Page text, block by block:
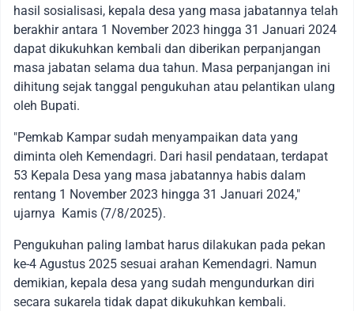
hasil sosialisasi, kepala desa yang masa jabatannya telah
berakhir antara 1 November 2023 hingga 31 Januari 2024
dapat dikukuhkan kembali dan diberikan perpanjangan
masa jabatan selama dua tahun. Masa perpanjangan ini
dihitung sejak tanggal pengukuhan atau pelantikan ulang
oleh Bupati.
"Pemkab Kampar sudah menyampaikan data yang
diminta oleh Kemendagri. Dari hasil pendataan, terdapat
53 Kepala Desa yang masa jabatannya habis dalam
rentang 1 November 2023 hingga 31 Januari 2024,"
ujarnya Kamis (7/8/2025).
Pengukuhan paling lambat harus dilakukan pada pekan
ke-4 Agustus 2025 sesuai arahan Kemendagri. Namun
demikian, kepala desa yang sudah mengundurkan diri
secara sukarela tidak dapat dikukuhkan kembali.